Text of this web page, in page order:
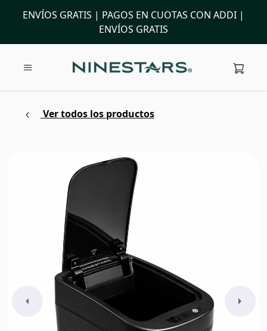
ENVÍOS GRATIS | PAGOS EN CUOTAS CON ADDI |
ENVÍOS GRATIS
Ver todos los productos